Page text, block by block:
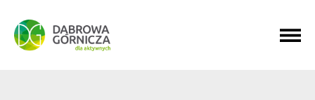
PRZEJDŹ DO MENU GŁÓWNEGO
PRZEJDŹ DO WYSZUKIWARKI
PRZEJDŹ DO TREŚCI